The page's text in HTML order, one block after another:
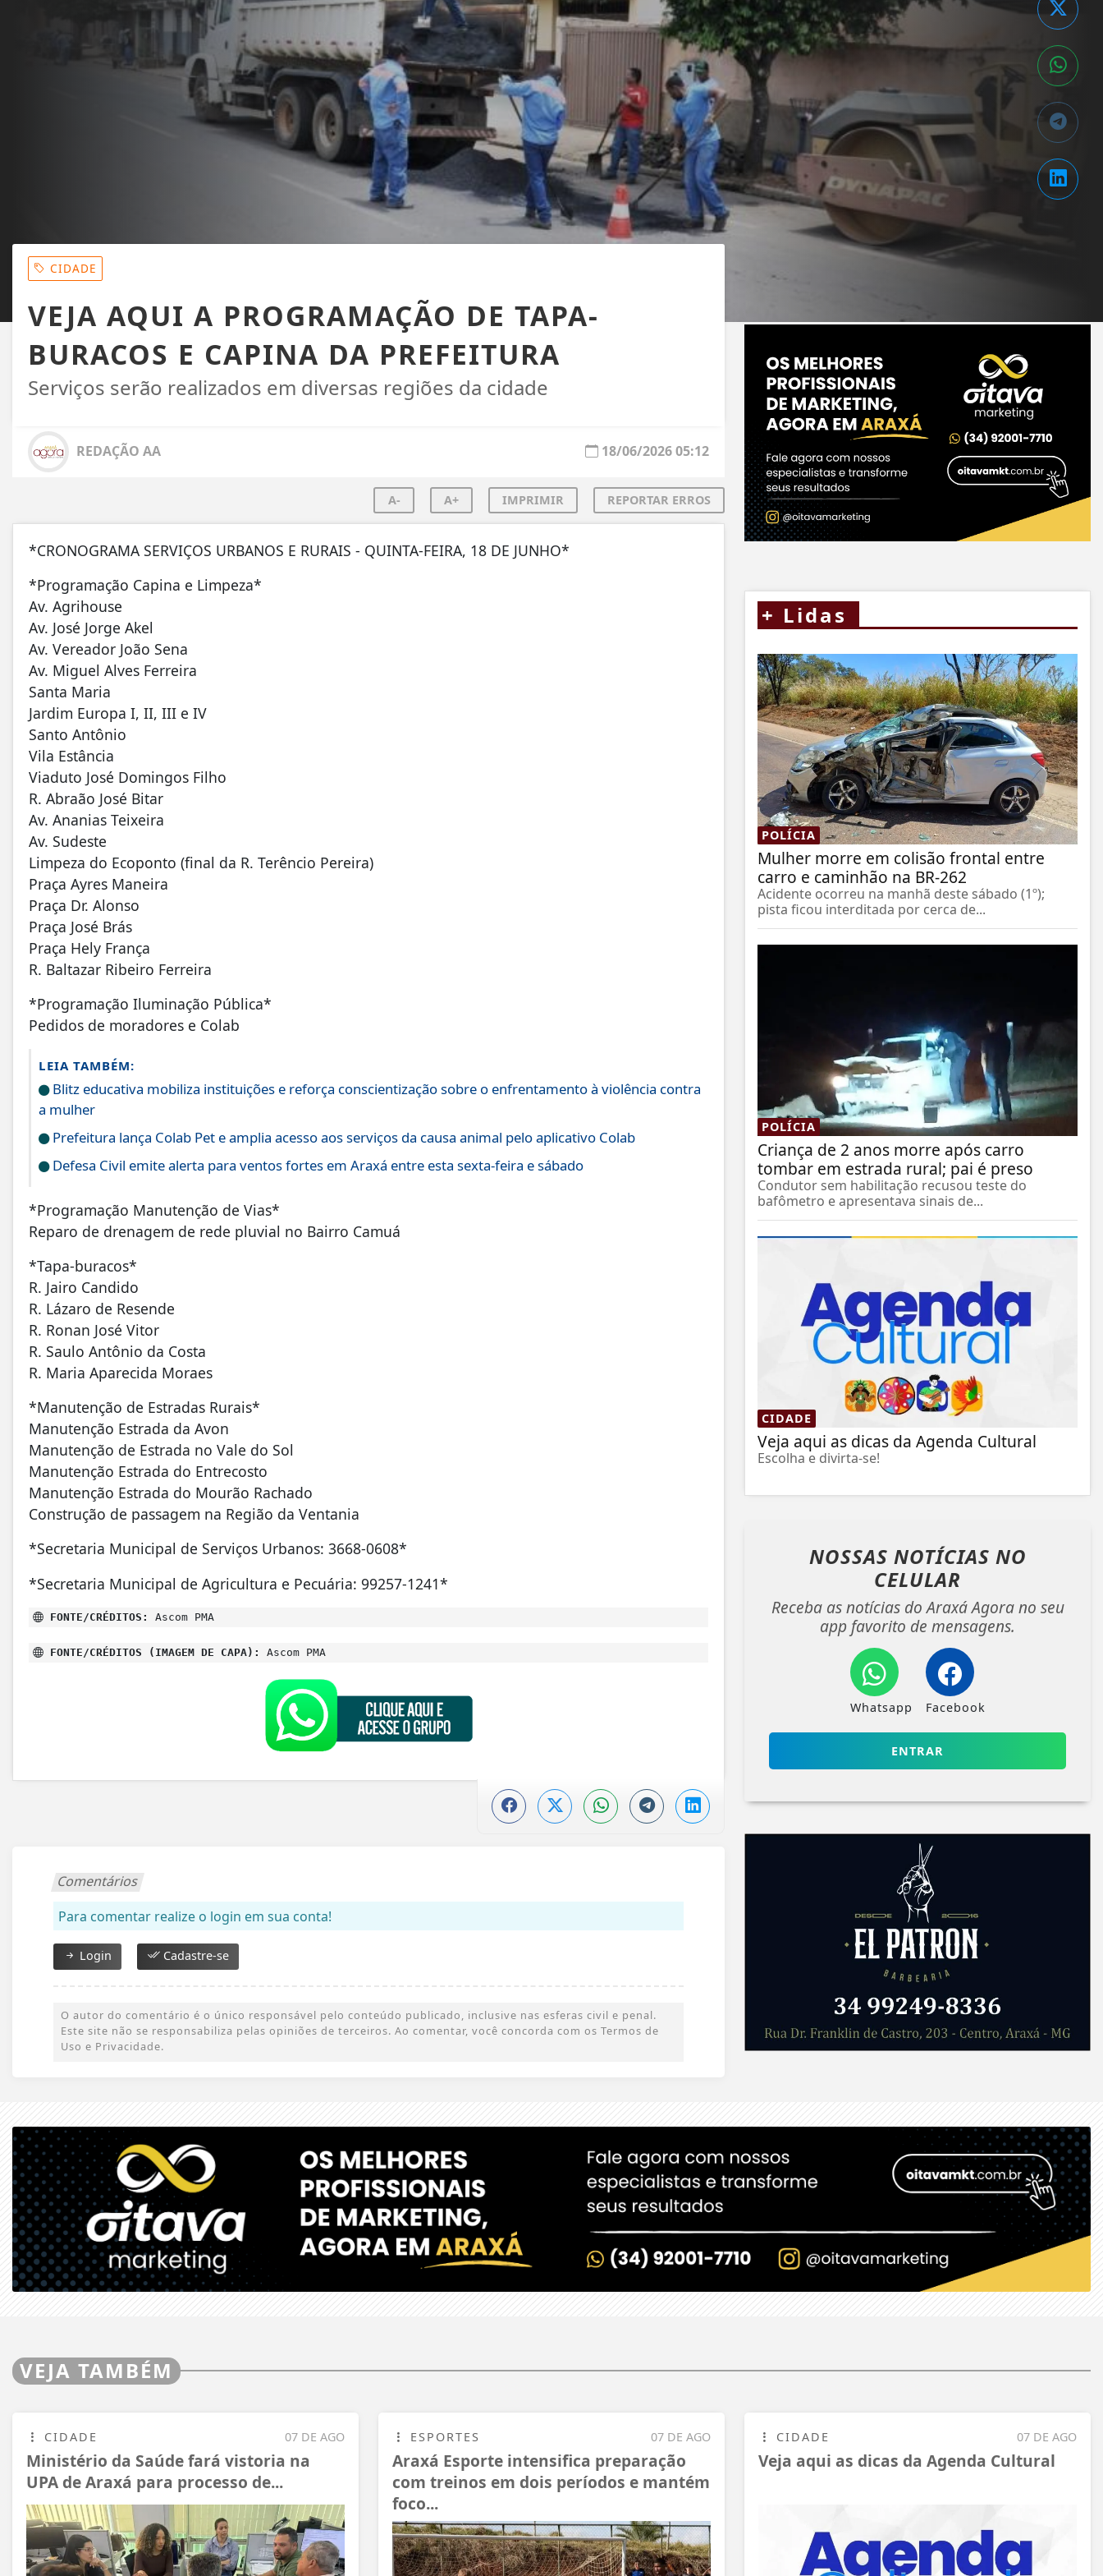
CIDADE
VEJA AQUI A PROGRAMAÇÃO DE TAPA-
BURACOS E CAPINA DA PREFEITURA
Serviços serão realizados em diversas regiões da cidade
REDAÇÃO AA 18/06/2026 05:12
A- A+ IMPRIMIR REPORTAR ERROS
*CRONOGRAMA SERVIÇOS URBANOS E RURAIS - QUINTA-FEIRA, 18 DE JUNHO*
*Programação Capina e Limpeza*
Av. Agrihouse
Av. José Jorge Akel
Av. Vereador João Sena
Av. Miguel Alves Ferreira
Santa Maria
Jardim Europa I, II, III e IV
Santo Antônio
Vila Estância
Viaduto José Domingos Filho
R. Abraão José Bitar
Av. Ananias Teixeira
Av. Sudeste
Limpeza do Ecoponto (final da R. Terêncio Pereira)
Praça Ayres Maneira
Praça Dr. Alonso
Praça José Brás
Praça Hely França
R. Baltazar Ribeiro Ferreira
*Programação Iluminação Pública*
Pedidos de moradores e Colab
LEIA TAMBÉM:
Blitz educativa mobiliza instituições e reforça conscientização sobre o enfrentamento à violência contra
a mulher
Prefeitura lança Colab Pet e amplia acesso aos serviços da causa animal pelo aplicativo Colab
Defesa Civil emite alerta para ventos fortes em Araxá entre esta sexta-feira e sábado
*Programação Manutenção de Vias*
Reparo de drenagem de rede pluvial no Bairro Camuá
*Tapa-buracos*
R. Jairo Candido
R. Lázaro de Resende
R. Ronan José Vitor
R. Saulo Antônio da Costa
R. Maria Aparecida Moraes
*Manutenção de Estradas Rurais*
Manutenção Estrada da Avon
Manutenção de Estrada no Vale do Sol
Manutenção Estrada do Entrecosto
Manutenção Estrada do Mourão Rachado
⁠Construção de passagem na Região da Ventania
*Secretaria Municipal de Serviços Urbanos: 3668-0608*
*Secretaria Municipal de Agricultura e Pecuária: 99257-1241*
FONTE/CRÉDITOS: Ascom PMA
FONTE/CRÉDITOS (IMAGEM DE CAPA): Ascom PMA
Comentários
Para comentar realize o login em sua conta!
Login Cadastre-se
O autor do comentário é o único responsável pelo conteúdo publicado, inclusive nas esferas civil e penal.
Este site não se responsabiliza pelas opiniões de terceiros. Ao comentar, você concorda com os Termos de
Uso e Privacidade.
+ Lidas
POLÍCIA
Mulher morre em colisão frontal entre
carro e caminhão na BR-262
Acidente ocorreu na manhã deste sábado (1º);
pista ficou interditada por cerca de...
POLÍCIA
Criança de 2 anos morre após carro
tombar em estrada rural; pai é preso
Condutor sem habilitação recusou teste do
bafômetro e apresentava sinais de...
CIDADE
Veja aqui as dicas da Agenda Cultural
Escolha e divirta-se!
NOSSAS NOTÍCIAS NO
CELULAR
Receba as notícias do Araxá Agora no seu
app favorito de mensagens.
Whatsapp Facebook
ENTRAR
VEJA TAMBÉM
07 DE AGO
CIDADE
Ministério da Saúde fará vistoria na
UPA de Araxá para processo de...
07 DE AGO
ESPORTES
Araxá Esporte intensifica preparação
com treinos em dois períodos e mantém
foco...
07 DE AGO
CIDADE
Veja aqui as dicas da Agenda Cultural